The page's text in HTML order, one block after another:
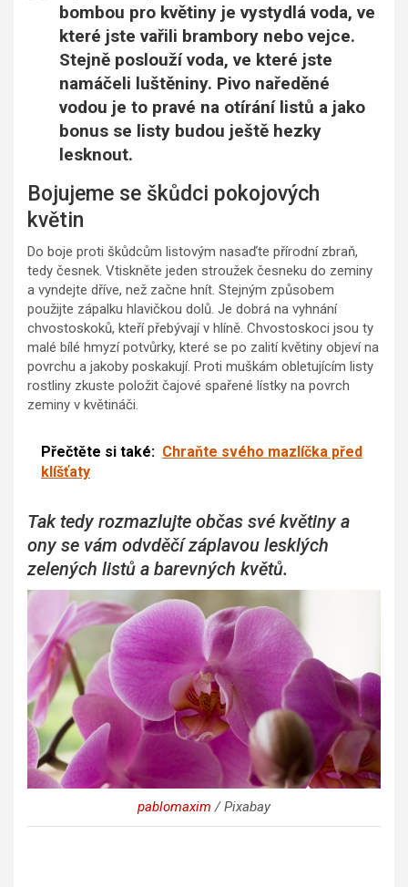
bombou pro květiny je vystydlá voda, ve
které jste vařili brambory nebo vejce.
Stejně poslouží voda, ve které jste
namáčeli luštěniny. Pivo naředěné
vodou je to pravé na otírání listů a jako
bonus se listy budou ještě hezky
lesknout.
Bojujeme se škůdci pokojových
květin
Do boje proti škůdcům listovým nasaďte přírodní zbraň,
tedy česnek. Vtiskněte jeden stroužek česneku do zeminy
a vyndejte dříve, než začne hnít. Stejným způsobem
použijte zápalku hlavičkou dolů. Je dobrá na vyhnání
chvostoskoků, kteří přebývají v hlíně. Chvostoskoci jsou ty
malé bílé hmyzí potvůrky, které se po zalití květiny objeví na
povrchu a jakoby poskakují. Proti muškám obletujícím listy
rostliny zkuste položit čajové spařené lístky na povrch
zeminy v květináči.
Přečtěte si také: Chraňte svého mazlíčka před
klíšťaty
Tak tedy rozmazlujte občas své květiny a
ony se vám odvděčí záplavou lesklých
zelených listů a barevných květů.
pablomaxim / Pixabay